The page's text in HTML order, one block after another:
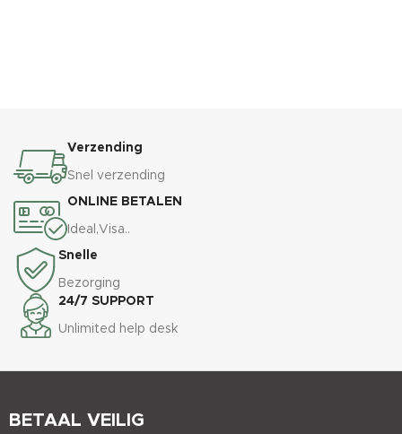
Verzending
Snel verzending
ONLINE BETALEN
Ideal,Visa..
Snelle
Bezorging
24/7 SUPPORT
Unlimited help desk
BETAAL VEILIG